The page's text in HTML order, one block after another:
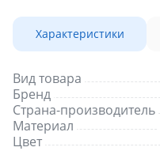
Характеристики
Вид товара
Бренд
Страна-производитель
Материал
Цвет